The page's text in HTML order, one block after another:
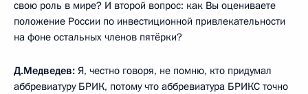
свою роль в мире? И второй вопрос: как Вы оцениваете
положение России по инвестиционной привлекательности
на фоне остальных членов пятёрки?
Д.Медведев: Я, честно говоря, не помню, кто придумал
аббревиатуру БРИК, потому что аббревиатура БРИКС точно